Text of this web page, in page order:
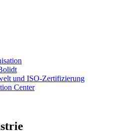
und ISO-Zertifizierung
Center